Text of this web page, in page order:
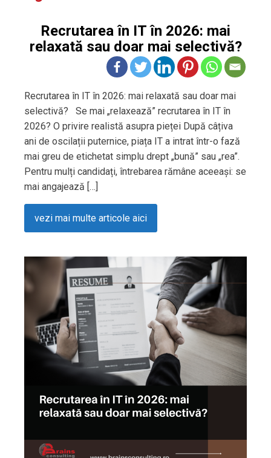
Recrutarea în IT în 2026: mai
relaxată sau doar mai selectivă?
Recrutarea în IT în 2026: mai relaxată sau doar mai
selectivă? Se mai „relaxează” recrutarea în IT în
2026? O privire realistă asupra pieței După câțiva
ani de oscilații puternice, piața IT a intrat într-o fază
mai greu de etichetat simplu drept „bună” sau „rea”.
Pentru mulți candidați, întrebarea rămâne aceeași: se
mai angajează […]
vezi mai multe articole aici